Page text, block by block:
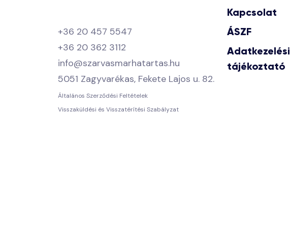
+36 20 457 5547
+36 20 362 3112
info@szarvasmarhatartas.hu
5051 Zagyvarékas, Fekete Lajos u. 82.
Általános Szerződési Feltételek
Visszaküldési és Visszatérítési Szabályzat
Kapcsolat
ÁSZF
Adatkezelési
tájékoztató